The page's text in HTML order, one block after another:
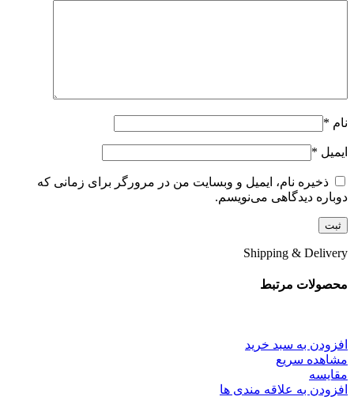
نام *
ایمیل *
ذخیره نام، ایمیل و وبسایت من در مرورگر برای زمانی که
دوباره دیدگاهی می‌نویسم.
Shipping & Delivery
محصولات مرتبط
افزودن به سبد خرید
مشاهده سریع
مقایسه
افزودن به علاقه مندی ها